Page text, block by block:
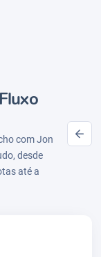
com Jon
desde
até a